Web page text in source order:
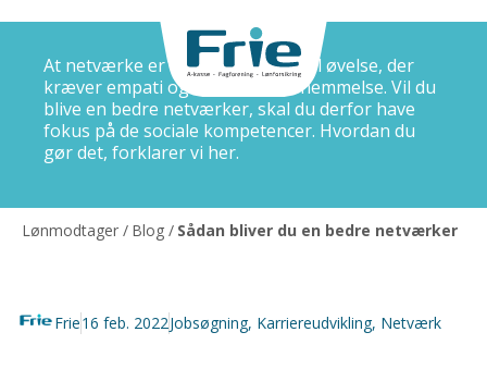
At netværke er i høj grad en social øvelse, der
kræver empati og situationsfornemmelse. Vil du
blive en bedre netværker, skal du derfor have
fokus på de sociale kompetencer. Hvordan du
gør det, forklarer vi her.
Lønmodtager / Blog / Sådan bliver du en bedre netværker
Frie16 feb. 2022Jobsøgning, Karriereudvikling, Netværk